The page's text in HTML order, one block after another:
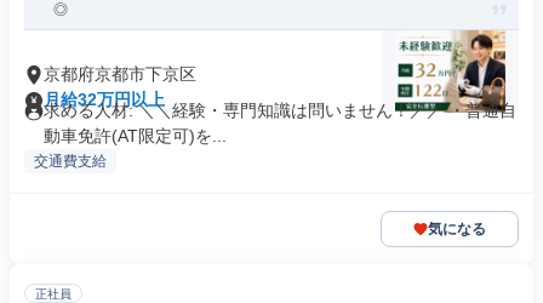
◎
京都府京都市下京区
月給32万円以上
求める人材: ＼＼経験・専門知識は問いません！／／ ・普通自
動車免許(AT限定可)を...
交通費支給
気になる
正社員